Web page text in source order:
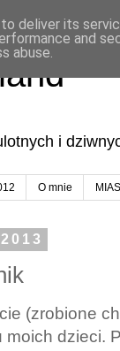
i
O mnie
(zrobione
dzieci.
deliver its
and
abuse.